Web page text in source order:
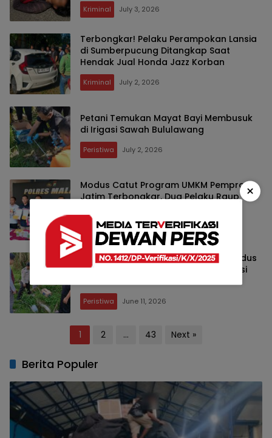
Kriminal July 3, 2026
Terbongkar! Pelaku Perampokan Lansia
di Sumberpucung Ditangkap Saat
Hendak Jual Honda Jazz Korban
Kriminal July 2, 2026
Petani Temukan Mayat Bayi Membusuk
di Irigasi Sawah Bululawang
Peristiwa July 2, 2026
Modus Catut Program UMKM Pemprov
Jatim Terbongkar, Dua Pelaku Raup
Malang
Kriminal June 25, 2026
Bayi Perempuan Dibuang dalam Kardus
di Kebun Tebu Gondanglegi, Kini Polisi
Peristiwa June 11, 2026
1 2 … 43 Next »
Berita Populer
×